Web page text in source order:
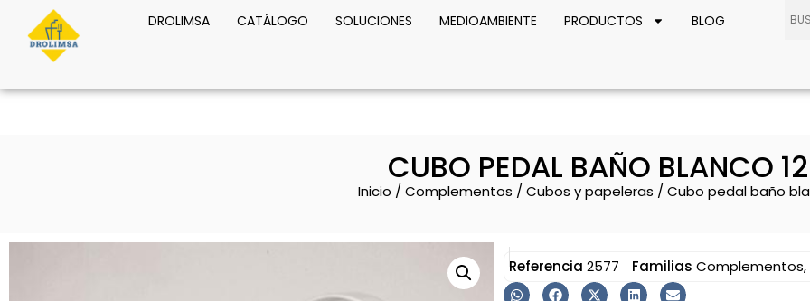
DROLIMSA CATÁLOGO SOLUCIONES MEDIOAMBIENTE PRODUCTOS BLOG
CUBO PEDAL BAÑO BLANCO
Inicio / Complementos / Cubos y papeleras / Cubo pedal baño
Referencia 2577 Familias Complementos,